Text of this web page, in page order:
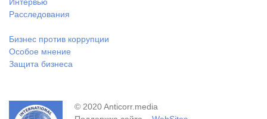
Расследования
Бизнес против коррупции
Особое мнение
Защита бизнеса
© 2020 Anticorr.media